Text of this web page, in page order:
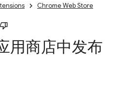
Chrome Web Store
用商店中发布